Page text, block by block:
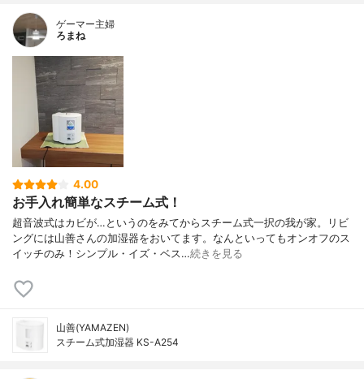
ゲーマー主婦
ろまね
4.00
お手入れ簡単なスチーム式！
超音波式はカビが…というのをみてからスチーム式一択の我が家。リビ
ングには山善さんの加湿器をおいてます。なんといってもオンオフのス
イッチのみ！シンプル・イズ・ベス…続きを見る
山善(YAMAZEN)
スチーム式加湿器 KS-A254